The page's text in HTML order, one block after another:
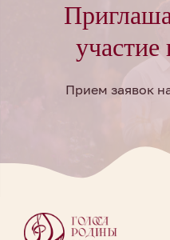
участие
Прием заявок